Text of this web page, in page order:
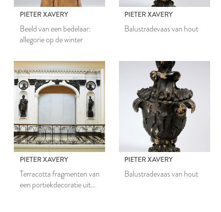
PIETER XAVERY
Beeld van een bedelaar:
allegorie op de winter
PIETER XAVERY
Balustradevaas van hout
PIETER XAVERY
Terracotta fragmenten van
een portiekdecoratie uit
PIETER XAVERY
Balustradevaas van hout